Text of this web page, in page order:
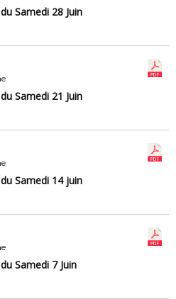
Samedi 28 Juin
Samedi 21 Juin
Samedi 14 juin
Samedi 7 Juin